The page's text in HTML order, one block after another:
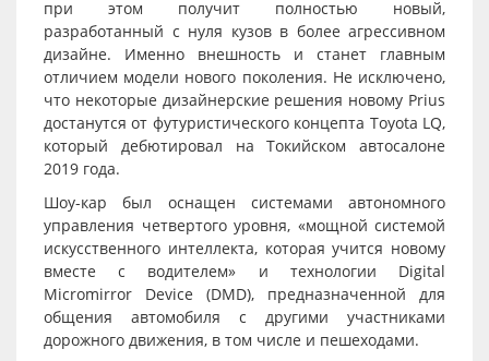
при этом получит полностью новый,
разработанный с нуля кузов в более агрессивном
дизайне. Именно внешность и станет главным
отличием модели нового поколения. Не исключено,
что некоторые дизайнерские решения новому Prius
достанутся от футуристического концепта Toyota LQ,
который дебютировал на Токийском автосалоне
2019 года.
Шоу-кар был оснащен системами автономного
управления четвертого уровня, «мощной системой
искусственного интеллекта, которая учится новому
вместе с водителем» и технологии Digital
Micromirror Device (DMD), предназначенной для
общения автомобиля с другими участниками
дорожного движения, в том числе и пешеходами.